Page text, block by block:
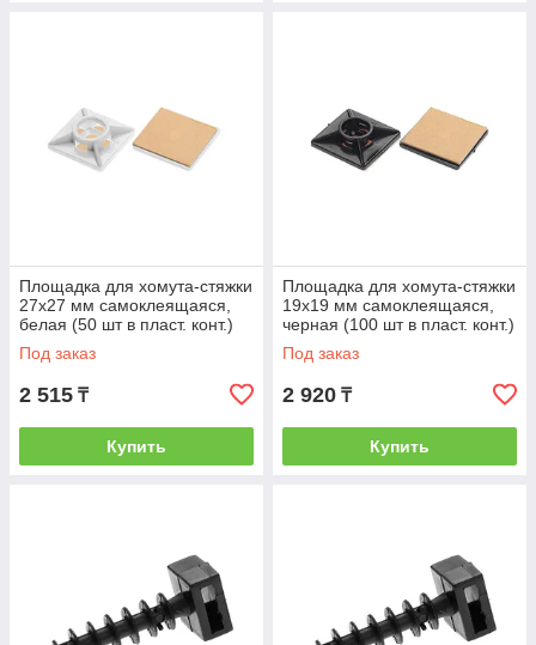
Площадка для хомута-стяжки
27х27 мм самоклеящаяся,
белая (50 шт в пласт. конт.)
STARFIX (STARFIX)
Под заказ
2 515 ₸
Купить
Площадка для хомута-стяжки
19х19 мм самоклеящаяся,
черная (100 шт в пласт. конт.)
STARFIX (STARFIX)
Под заказ
2 920 ₸
Купить